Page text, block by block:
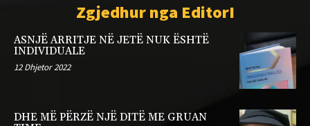
Zgjedhur nga EditorI
ASNJË ARRITJE NË JETË NUK ËSHTË
INDIVIDUALE
12 Dhjetor 2022
DHE MË PËRZË NJË DITË ME GRUAN